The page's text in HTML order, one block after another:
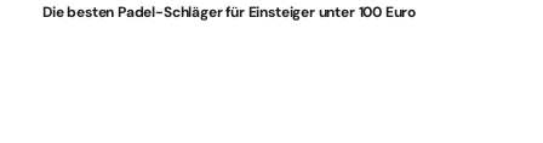
Die besten Padel-Schläger für Einsteiger unter 100 Euro